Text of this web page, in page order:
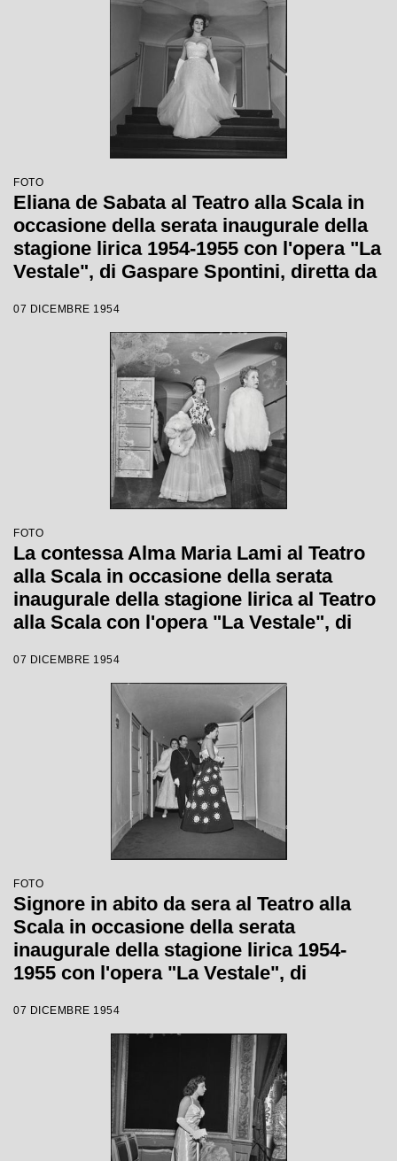
FOTO
Eliana de Sabata al Teatro alla Scala in
occasione della serata inaugurale della
stagione lirica 1954-1955 con l'opera "La
Vestale", di Gaspare Spontini, diretta da
Visconti
07 DICEMBRE 1954
FOTO
La contessa Alma Maria Lami al Teatro
alla Scala in occasione della serata
inaugurale della stagione lirica al Teatro
alla Scala con l'opera "La Vestale", di
Votto, con la regia di Luchino Visconti
07 DICEMBRE 1954
FOTO
Signore in abito da sera al Teatro alla
Scala in occasione della serata
inaugurale della stagione lirica 1954-
1955 con l'opera "La Vestale", di
Votto, con la regia di Luchino Visconti
07 DICEMBRE 1954